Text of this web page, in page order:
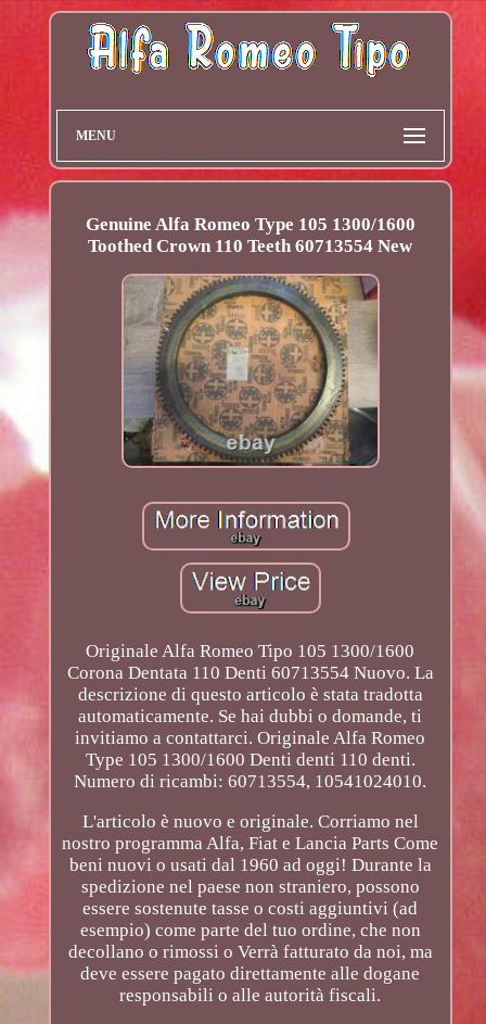
MENU
Genuine Alfa Romeo Type 105 1300/1600
Toothed Crown 110 Teeth 60713554 New
Originale Alfa Romeo Tipo 105 1300/1600
Corona Dentata 110 Denti 60713554 Nuovo. La
descrizione di questo articolo è stata tradotta
automaticamente. Se hai dubbi o domande, ti
invitiamo a contattarci. Originale Alfa Romeo
Type 105 1300/1600 Denti denti 110 denti.
Numero di ricambi: 60713554, 10541024010.
L'articolo è nuovo e originale. Corriamo nel
nostro programma Alfa, Fiat e Lancia Parts Come
beni nuovi o usati dal 1960 ad oggi! Durante la
spedizione nel paese non straniero, possono
essere sostenute tasse o costi aggiuntivi (ad
esempio) come parte del tuo ordine, che non
decollano o rimossi o Verrà fatturato da noi, ma
deve essere pagato direttamente alle dogane
responsabili o alle autorità fiscali.